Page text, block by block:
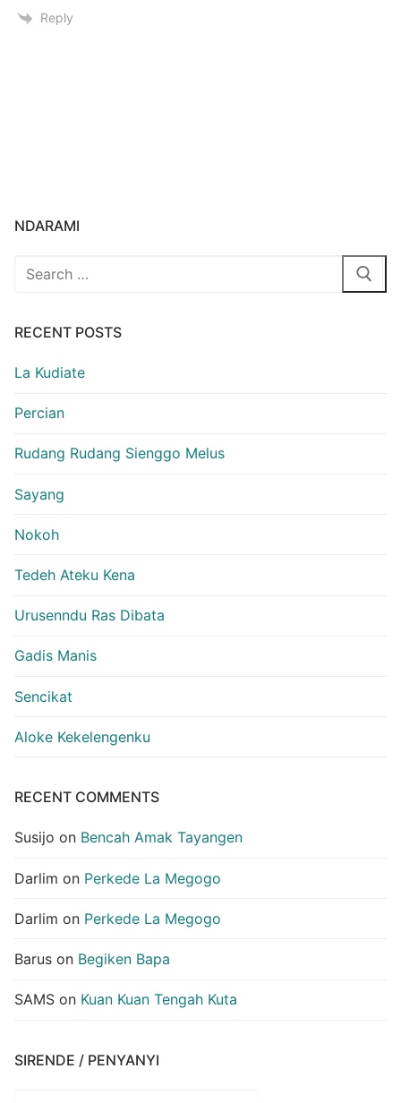
Reply
NDARAMI
Search
RECENT POSTS
La Kudiate
Percian
Rudang Rudang Sienggo Melus
Sayang
Nokoh
Tedeh Ateku Kena
Urusenndu Ras Dibata
Gadis Manis
Sencikat
Aloke Kekelengenku
RECENT COMMENTS
Susijo on Bencah Amak Tayangen
Darlim on Perkede La Megogo
Darlim on Perkede La Megogo
Barus on Begiken Bapa
SAMS on Kuan Kuan Tengah Kuta
SIRENDE / PENYANYI